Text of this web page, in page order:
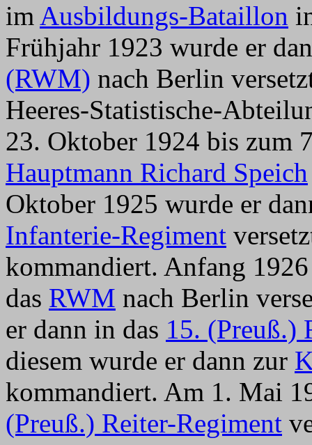
im Ausbildungs-Bataillon
Frühjahr 1923 wurde er
(RWM) nach Berlin
Heeres-Statistische-
23. Oktober 1924 bis zum
Hauptmann Richard Speich
Oktober 1925 wurde er
Infanterie-Regiment
kommandiert. Anfang
das RWM nach Berlin
er dann in das 15. (Preuß.)
diesem wurde er dann zur
kommandiert. Am 1. Mai
(Preuß.) Reiter-Regiment